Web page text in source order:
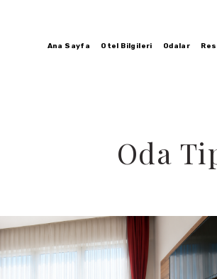
Ana Sayfa Otel Bilgileri Odalar
Oda